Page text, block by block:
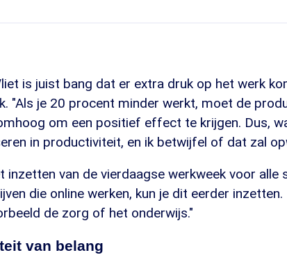
is juist bang dat er extra druk op het werk
"Als je 20 procent minder werkt, moet de
om een positief effect te krijgen. Dus,
in productiviteit, en ik betwijfel of dat zal
van de vierdaagse werkweek voor alle
die online werken, kun je dit eerder inzetten.
de zorg of het onderwijs."
van belang